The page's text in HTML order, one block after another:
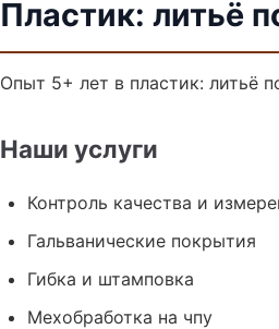
Пластик: литьё
Опыт 5+ лет в пластик: литьё
Наши услуги
Контроль качества и
Гальванические покрытия
Гибка и штамповка
Мехобработка на чпу